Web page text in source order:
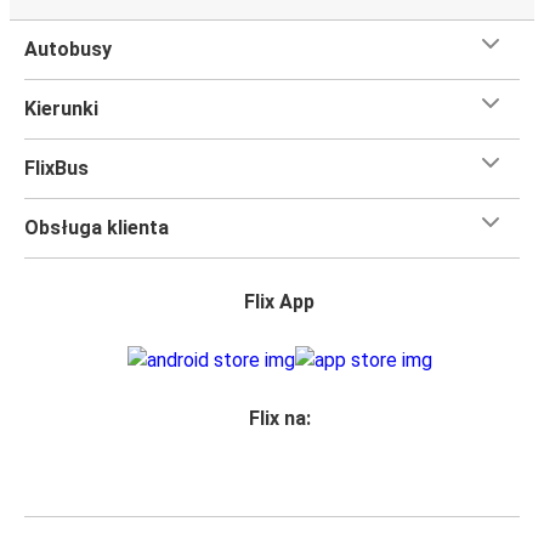
Podróż na trasie Tarnów - Hamburg na pokładzie FlixBusa
oznacza wygodną podróż w wielkim stylu, z
udogodnieniami
, więc
nawet jeśli wybierasz się w długą podróż, nie musisz się
Wszyscy podróżujący z biletamimają zagwarantowane
wybrać specjalne miejsce, możesz zrobić to podczas
miejsce ze stolikiem, panoramę lub dodatkowe, puste
Autobusy
Kierunki
FlixBus
Obsługa klienta
Flix App
Flix na: